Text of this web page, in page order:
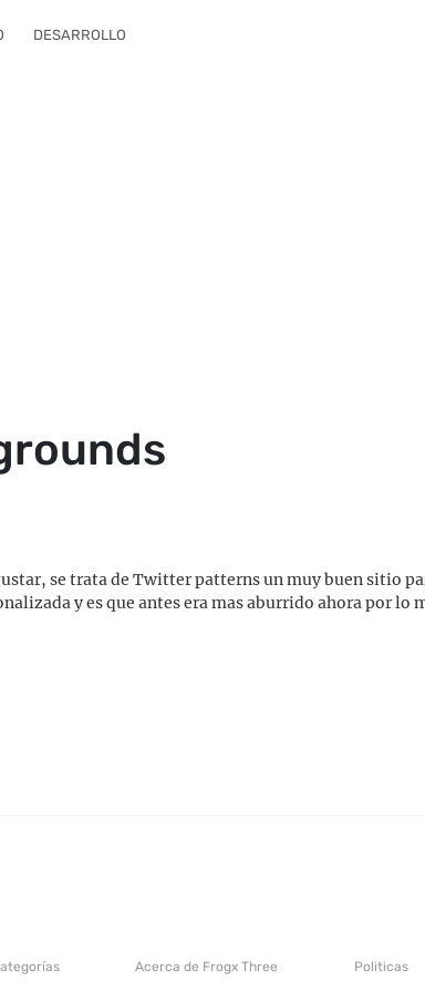
DESARROLLO
se trata de Twitter patterns un muy buen sitio
y es que antes era mas aburrido ahora por lo
Acerca de Frogx Three Politicas